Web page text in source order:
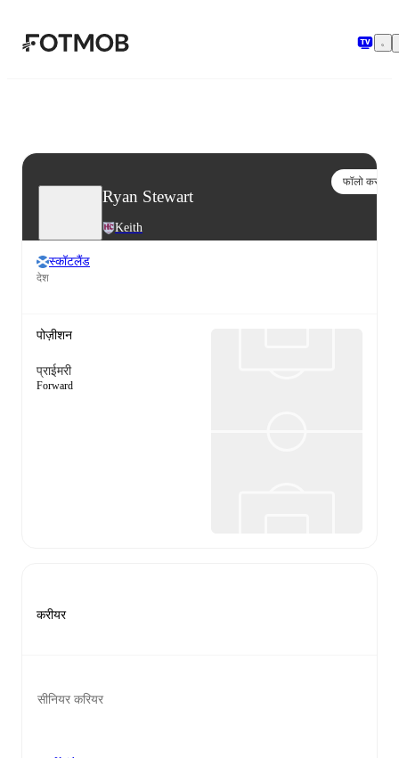
Ryan Stewart
Keith
फॉलो करो
स्कॉटलैंड
देश
पोज़ीशन
प्राईमरी
Forward
करीयर
सीनियर करियर